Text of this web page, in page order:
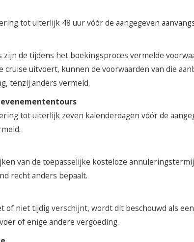
tot uiterlijk 48 uur vóór de aangegeven
de tijdens het boekingsproces vermelde
cruise uitvoert, kunnen de voorwaarden van die
tenzij anders vermeld.
tot uiterlijk zeven kalenderdagen vóór de
van de toepasselijke kosteloze
recht anders bepaalt.
of niet tijdig verschijnt, wordt dit beschouwd als
of enige andere vergoeding.